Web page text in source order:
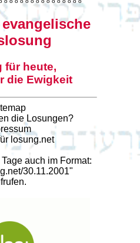
für heute,
die Ewigkeit
die Losungen?
losung.net
auch im Format:
30.11.2001"